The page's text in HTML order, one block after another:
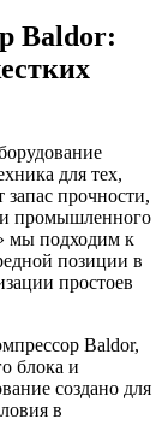
Baldor:
для тех,
прочности,
промышленного
мы подходим к
позиции в
простоев
Baldor,
блока и
создано для
в